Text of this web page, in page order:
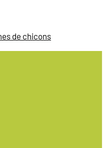
de chicons